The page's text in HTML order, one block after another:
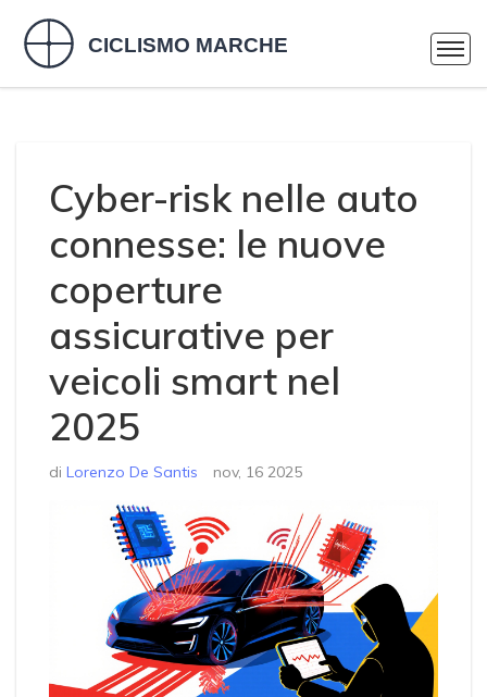
Cyber-risk nelle auto
connesse: le nuove
coperture
assicurative per
veicoli smart nel
2025
di Lorenzo De Santis nov, 16 2025